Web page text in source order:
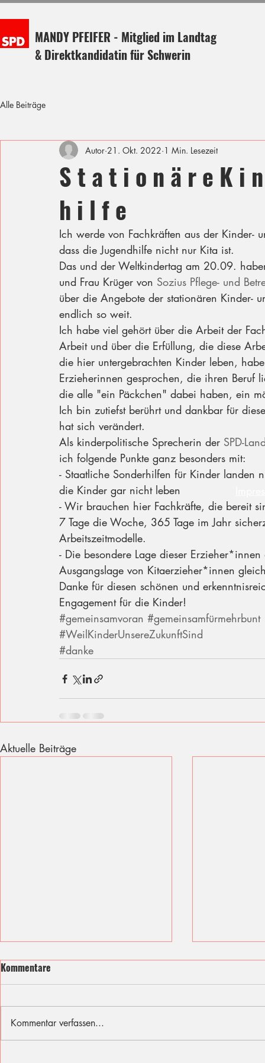
MANDY PFEIFER - Mitglied im Landtag
& Direktkandidatin für Schwerin
Alle Beiträge
S t a t i o n ä r e K i
h i l f e
Autor 21. Okt. 2022 1 Min. Lesezeit
Ich werde von Fachkräften aus der
dass die Jugendhilfe nicht nur Kita ist.
Das und der Weltkindertag am 20.09.
und Frau Krüger von Sozius Pflege- und
über die Angebote der stationären Kinder-
endlich so weit.
Ich habe viel gehört über die Arbeit der
Arbeit und über die Erfüllung, die diese
die hier untergebrachten Kinder leben,
Erzieherinnen gesprochen, die ihren
die alle "ein Päckchen" dabei haben, ein
Ich bin zutiefst berührt und dankbar für
hat sich verändert.
Als kinderpolitische Sprecherin der SPD-
ich folgende Punkte ganz besonders mit:
- Staatliche Sonderhilfen für Kinder
die Kinder gar nicht leben
- Wir brauchen hier Fachkräfte, die bereit
7 Tage die Woche, 365 Tage im Jahr
Arbeitszeitmodelle.
- Die besondere Lage dieser
Ausgangslage von Kitaerzieher*innen
Danke für diesen schönen und
Engagement für die Kinder!
#gemeinsamvoran #gemeinsamfürmehrbunt
#WeilKinderUnsereZukunftSind
#danke
Aktuelle Beiträge
Kommentare
Kommentar verfassen...